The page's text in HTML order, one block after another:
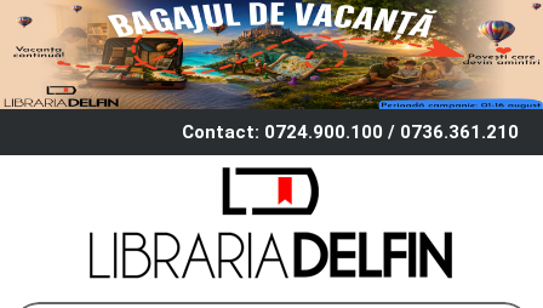
Contact: 0724.900.100 / 0736.361.210